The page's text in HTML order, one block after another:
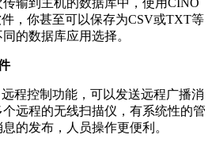
，你甚至可以保存为CSV或TXT等
的数据库应用选择。
控制功能，可以发送远程广播消
个远程的无线扫描仪，有系统性的管
布，人员操作更便利。